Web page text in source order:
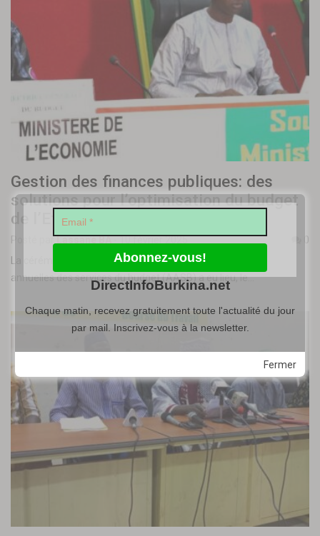
Gestion des finances publiques: des
solutions pour l’optimisation du budget
de l’Etat
Posté parLassané BA-10 février 2025
0
La cérémonie de clôture de la IIIe édition des Assemblées
annuelles des services du budget (AASB) a eu lieu, le…
Fermer
DirectInfoBurkina.net
Chaque matin, recevez gratuitement toute l'actualité du jour
par mail. Inscrivez-vous à la newsletter.